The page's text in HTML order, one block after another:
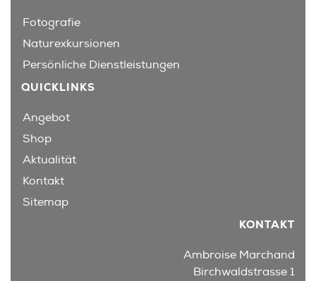
Fotografie
Naturexkursionen
Persönliche Dienstleistungen
QUICKLINKS
Angebot
Shop
Aktualität
Kontakt
Sitemap
KONTAKT
Ambroise Marchand
Birchwaldstrasse 1